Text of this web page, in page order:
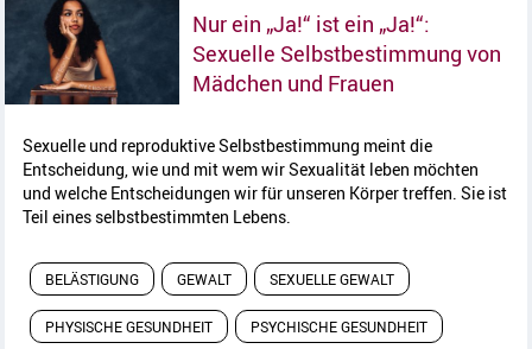
Nur ein „Ja!“ ist ein „Ja!“:
Sexuelle Selbstbestimmung von
Mädchen und FrauenArtikel lesen
Sexuelle und reproduktive Selbstbestimmung meint die
Entscheidung, wie und mit wem wir Sexualität leben möchten
und welche Entscheidungen wir für unseren Körper treffen. Sie ist
Teil eines selbstbestimmten Lebens.
BELÄSTIGUNG GEWALT SEXUELLE GEWALT
PHYSISCHE GESUNDHEIT PSYCHISCHE GESUNDHEIT